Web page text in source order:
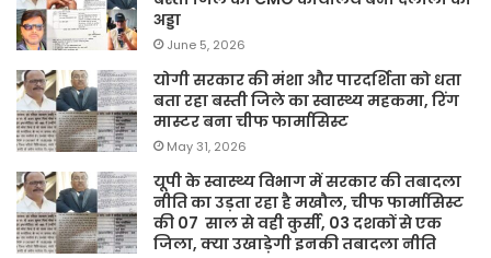
अड्डा
June 5, 2026
योगी सरकार की मंशा और पारदर्शिता को धता
बता रहा बस्ती जिले का स्वास्थ्य महकमा, रिंग
मास्टर बना चीफ फार्मासिस्ट
May 31, 2026
यूपी के स्वास्थ्य विभाग में सरकार की तबादला
नीति का उड़ता रहा है मखौल, चीफ फार्मासिस्ट
की 07 साल से वही कुर्सी, 03 दशकों से एक
जिला, क्या उखाड़ेगी इनकी तबादला नीति